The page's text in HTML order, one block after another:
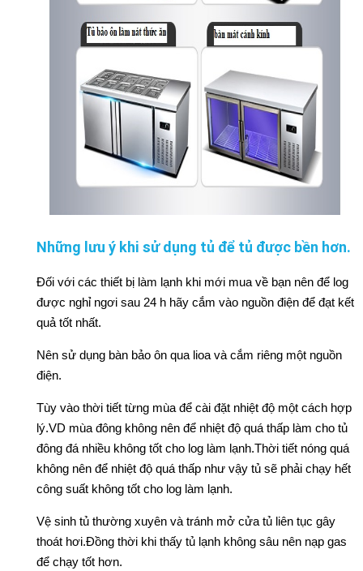
Những lưu ý khi sử dụng tủ để tủ được bền hơn.
Đối với các thiết bị làm lạnh khi mới mua về bạn nên để log
được nghỉ ngơi sau 24 h hãy cắm vào nguồn điện để đạt kết
quả tốt nhất.
Nên sử dụng bàn bảo ôn qua lioa và cắm riêng một nguồn
điện.
Tùy vào thời tiết từng mùa để cài đặt nhiệt độ một cách hợp
lý.VD mùa đông không nên để nhiệt độ quá thấp làm cho tủ
đông đá nhiều không tốt cho log làm lạnh.Thời tiết nóng quá
không nên để nhiệt độ quá thấp như vậy tủ sẽ phải chạy hết
công suất không tốt cho log làm lạnh.
Vệ sinh tủ thường xuyên và tránh mở cửa tủ liên tục gây
thoát hơi.Đồng thời khi thấy tủ lạnh không sâu nên nạp gas
để chạy tốt hơn.